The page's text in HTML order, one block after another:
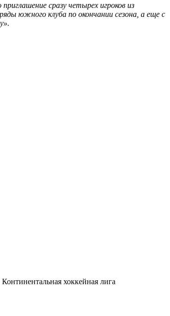
сразу четырех игроков из
южного клуба по окончании сезона, а еще с
хоккейная лига